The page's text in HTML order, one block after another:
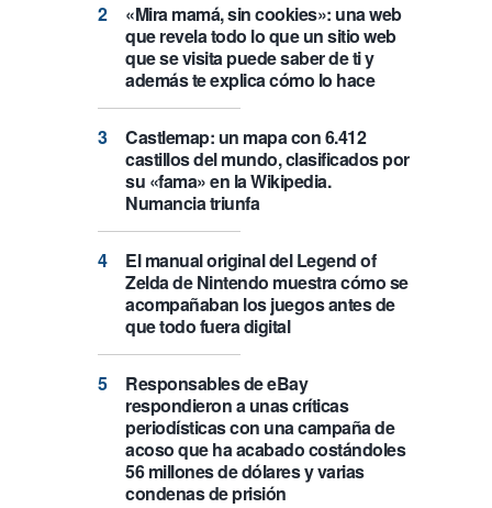
«Mira mamá, sin cookies»: una web
que revela todo lo que un sitio web
que se visita puede saber de ti y
además te explica cómo lo hace
Castlemap: un mapa con 6.412
castillos del mundo, clasificados por
su «fama» en la Wikipedia.
Numancia triunfa
El manual original del Legend of
Zelda de Nintendo muestra cómo se
acompañaban los juegos antes de
que todo fuera digital
Responsables de eBay
respondieron a unas críticas
periodísticas con una campaña de
acoso que ha acabado costándoles
56 millones de dólares y varias
condenas de prisión